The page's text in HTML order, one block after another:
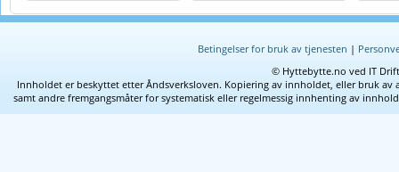
Betingelser for bruk av tjenesten |
© Hyttebytte.no ved IT
Innholdet er beskyttet etter Åndsverksloven. Kopiering av innholdet, eller bruk
samt andre fremgangsmåter for systematisk eller regelmessig innhenting av